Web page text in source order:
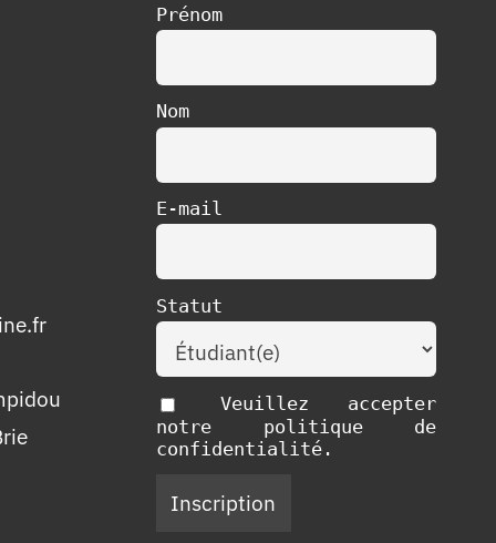
Prénom
Nom
E-mail
Statut
Veuillez accepter
notre politique de
confidentialité.